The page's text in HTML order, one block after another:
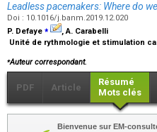
Leadless pacemakers: Where do
Doi : 10.1016/j.banm.2019.12.020
P. Defaye ⁎
, A. Carabelli
Unité de rythmologie et stimulation
⁎Auteur correspondant.
PDF Article
Résumé
Mots clés
Bienvenue sur EM-